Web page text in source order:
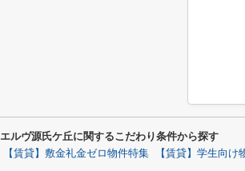
エルヴ源氏ケ丘に関するこだわり条件から探す
【賃貸】敷金礼金ゼロ物件特集 【賃貸】学生向け